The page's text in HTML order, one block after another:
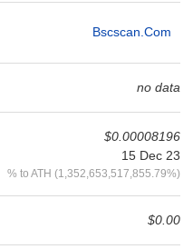
Bscscan.com
no data
$0.00008196
15 Dec 23
% to ATH (1,352,653,517,855.79%)
$0.00